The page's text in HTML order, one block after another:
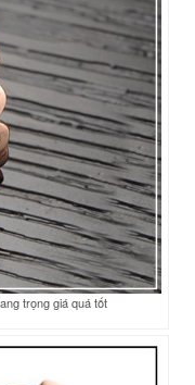
trọng giá quá tốt